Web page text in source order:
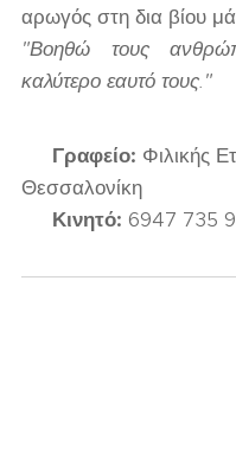
αρωγός στη δια βίου
"Βοηθώ τους
καλύτερο εαυτό τους."
Γραφείο: Φιλικής
Θεσσαλονίκη
Κινητό: 6947 735